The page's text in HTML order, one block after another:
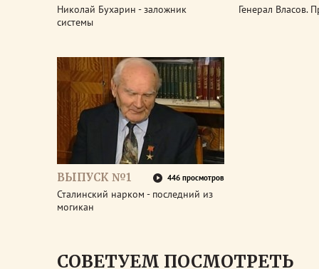
Николай Бухарин - заложник
системы
Генерал Власов.
ВЫПУСК №1 446 просмотров
Сталинский нарком - последний из
могикан
СОВЕТУЕМ ПОСМОТРЕТЬ